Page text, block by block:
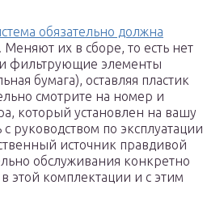
обязательно должна
Меняют их в сборе, то есть нет
фильтрующие элементы
бумага), оставляя пластик
смотрите на номер и
который установлен на вашу
руководством по эксплуатации
источник правдивой
обслуживания конкретно
этой комплектации и с этим